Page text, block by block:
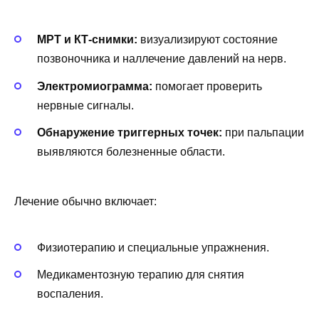
МРТ и КТ-снимки: визуализируют состояние
позвоночника и наллечение давлений на нерв.
Электромиограмма: помогает проверить
нервные сигналы.
Обнаружение триггерных точек: при пальпации
выявляются болезненные области.
Лечение обычно включает:
Физиотерапию и специальные упражнения.
Медикаментозную терапию для снятия
воспаления.